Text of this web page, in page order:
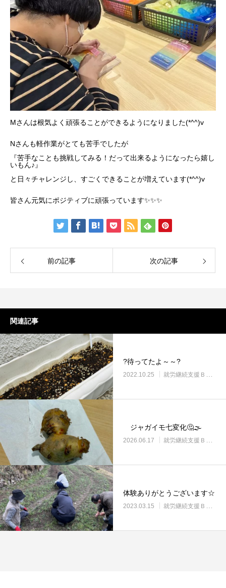
Mさんは根気よく頑張ることができるようになりました(*^^)v
Nさんも軽作業がとても苦手でしたが
『苦手なことも挑戦してみる！だって出来るようになったら嬉し
いもん♪』
と日々チャレンジし、すごくできることが増えています(*^^)v
皆さん元気にポジティブに頑張っています✨✨✨
前の記事 次の記事
関連記事
?待ってたよ～～?
2022.10.25 就労継続支援Ｂ型・ニコプレイス
ジャガイモ七変化🤔🌫️
2026.06.17 就労継続支援Ｂ型・ニコプレイス
体験ありがとうございます☆
2023.03.15 就労継続支援Ｂ型・ニコプレイス